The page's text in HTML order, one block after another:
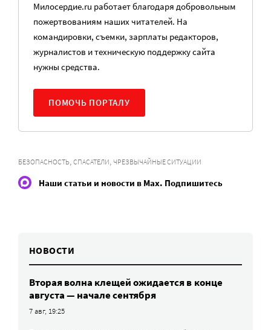
Милосердие.ru работает благодаря добровольным
пожертвованиям наших читателей. На
командировки, съемки, зарплаты редакторов,
журналистов и техническую поддержку сайта
нужны средства.
ПОМОЧЬ ПОРТАЛУ
БЕЗОПАСНОСТЬ, СПАСАТЕЛИ, ЧРЕЗВЫЧАЙНЫЕ СИТУАЦИИ
Наши статьи и новости в Max. Подпишитесь
НОВОСТИ
Вторая волна клещей ожидается в конце
августа — начале сентября
7 авг, 19:25